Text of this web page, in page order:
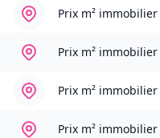
Prix m² immobilier
Prix m² immobilier
Prix m² immobilier
Prix m² immobilier